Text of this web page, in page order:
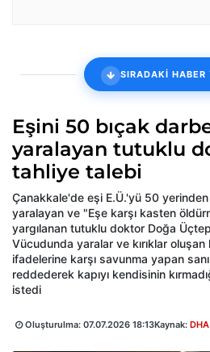
SIRADAKİ HABER
Eşini 50 bıçak
yaralayan tutuklu
tahliye talebi
Çanakkale'de eşi E.Ü.'yü 50 yerinden
yaralayan ve "Eşe karşı kasten
yargılanan tutuklu doktor Doğa
Vücudunda yaralar ve kırıklar oluşan
ifadelerine karşı savunma yapan
reddederek kapıyı kendisinin
istedi
Oluşturulma: 07.07.2026 18:13Kaynak: DHA